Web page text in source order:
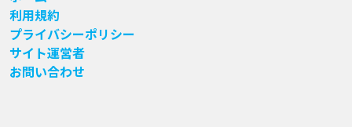
利用規約
プライバシーポリシー
サイト運営者
お問い合わせ